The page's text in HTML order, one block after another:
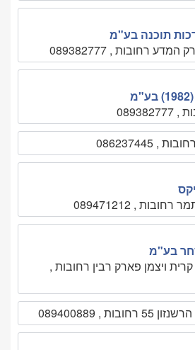
תוכנה בע"מ
בע"מ
הלל וחנן אופנהיימר 7 קרית ויצמן פארק רבין רחובות ,
הרשנזון 55 רחובות , 089400889